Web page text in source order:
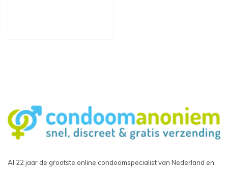
Al 22 jaar de grootste online condoomspecialist van Nederland en